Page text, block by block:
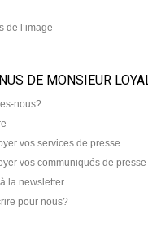
de l’image
DE MONSIEUR
nous?
vos services de presse
vos communiqués de presse
la newsletter
pour nous?